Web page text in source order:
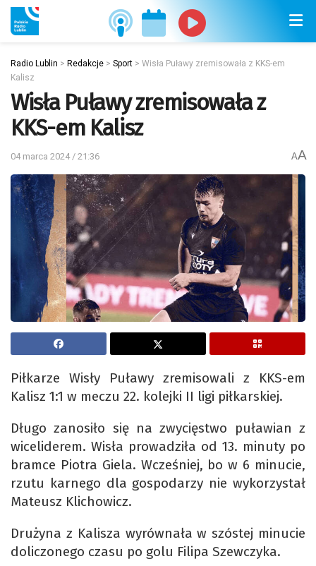
Radio Lublin > Redakcje > Sport > Wisła Puławy zremisowała z KKS-em
Kalisz
Wisła Puławy zremisowała z
KKS-em Kalisz
04 marca 2024 / 21:36 AA
Piłkarze Wisły Puławy zremisowali z KKS-em
Kalisz 1:1 w meczu 22. kolejki II ligi piłkarskiej.
Długo zanosiło się na zwycięstwo puławian z
wiceliderem. Wisła prowadziła od 13. minuty po
bramce Piotra Giela. Wcześniej, bo w 6 minucie,
rzutu karnego dla gospodarzy nie wykorzystał
Mateusz Klichowicz.
Drużyna z Kalisza wyrównała w szóstej minucie
doliczonego czasu po golu Filipa Szewczyka.